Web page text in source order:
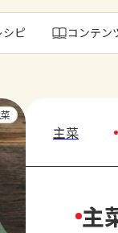
ピ コンテン
主菜
主